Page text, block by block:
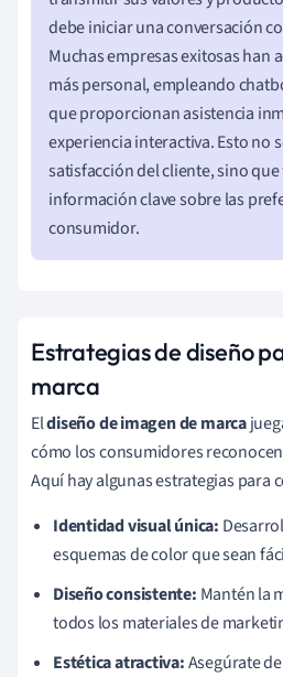
debe iniciar una conversación
Muchas empresas exitosas han
más personal, empleando
que proporcionan asistencia
experiencia interactiva. Esto no
satisfacción del cliente, sino
información clave sobre las
consumidor.
Estrategias de diseño
marca
Eldiseño de imagen de marca
cómo los consumidores
Aquí hay algunas estrategias para
Identidad visual única:
esquemas de color que sean
Diseño consistente: Mantén la
todos los materiales de
Estética atractiva:Asegúrate